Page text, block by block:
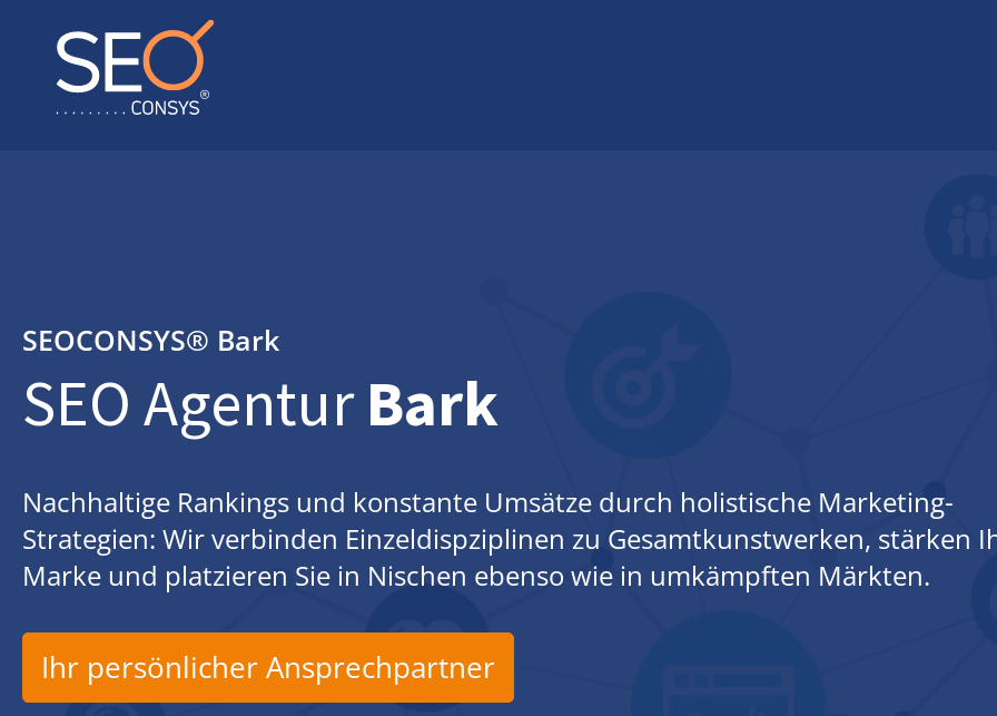
SEOCONSYS® Bark
SEO Agentur Bark
Nachhaltige Rankings und konstante Umsätze durch holistische Marketing-
Strategien: Wir verbinden Einzeldispziplinen zu Gesamtkunstwerken, stärken
Marke und platzieren Sie in Nischen ebenso wie in umkämpften Märkten.
Ihr persönlicher Ansprechpartner